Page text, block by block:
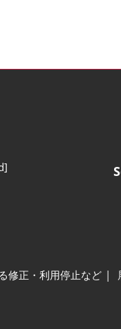
修正・利用停止など